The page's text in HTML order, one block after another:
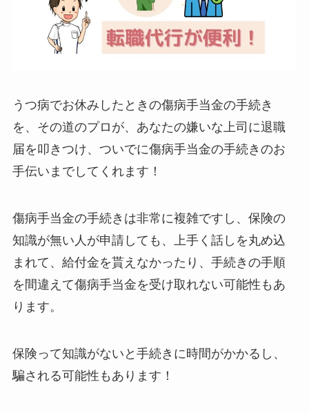
うつ病でお休みしたときの傷病手当金の手続き
を、その道のプロが、あなたの嫌いな上司に退職
届を叩きつけ、ついでに傷病手当金の手続きのお
手伝いまでしてくれます！
傷病手当金の手続きは非常に複雑ですし、保険の
知識が無い人が申請しても、上手く話しを丸め込
まれて、給付金を貰えなかったり、手続きの手順
を間違えて傷病手当金を受け取れない可能性もあ
ります。
保険って知識がないと手続きに時間がかかるし、
騙される可能性もあります！